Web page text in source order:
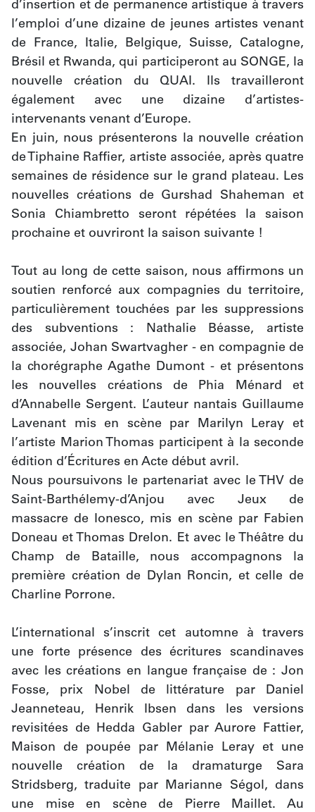
d’insertion et de permanence artistique à travers
l’emploi d’une dizaine de jeunes artistes venant
de France, Italie, Belgique, Suisse, Catalogne,
Brésil et Rwanda, qui participeront au SONGE, la
nouvelle création du QUAI. Ils travailleront
également avec une dizaine d’artistes-
intervenants venant d’Europe.
En juin, nous présenterons la nouvelle création
de Tiphaine Raffier, artiste associée, après quatre
semaines de résidence sur le grand plateau. Les
nouvelles créations de Gurshad Shaheman et
Sonia Chiambretto seront répétées la saison
prochaine et ouvriront la saison suivante !
Tout au long de cette saison, nous affirmons un
soutien renforcé aux compagnies du territoire,
particulièrement touchées par les suppressions
des subventions : Nathalie Béasse, artiste
associée, Johan Swartvagher - en compagnie de
la chorégraphe Agathe Dumont - et présentons
les nouvelles créations de Phia Ménard et
d’Annabelle Sergent. L’auteur nantais Guillaume
Lavenant mis en scène par Marilyn Leray et
l’artiste Marion Thomas participent à la seconde
édition d’Écritures en Acte début avril.
Nous poursuivons le partenariat avec le THV de
Saint-Barthélemy-d’Anjou avec Jeux de
massacre de Ionesco, mis en scène par Fabien
Doneau et Thomas Drelon. Et avec le Théâtre du
Champ de Bataille, nous accompagnons la
première création de Dylan Roncin, et celle de
Charline Porrone.
L’international s’inscrit cet automne à travers
une forte présence des écritures scandinaves
avec les créations en langue française de : Jon
Fosse, prix Nobel de littérature par Daniel
Jeanneteau, Henrik Ibsen dans les versions
revisitées de Hedda Gabler par Aurore Fattier,
Maison de poupée par Mélanie Leray et une
nouvelle création de la dramaturge Sara
Stridsberg, traduite par Marianne Ségol, dans
une mise en scène de Pierre Maillet. Au